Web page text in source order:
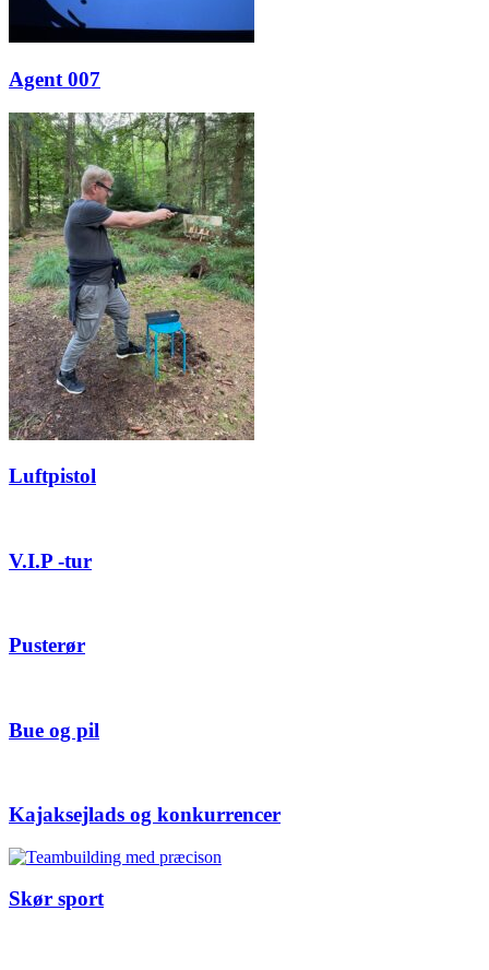
Agent 007
Luftpistol
V.I.P -tur
Pusterør
Bue og pil
Kajaksejlads og konkurrencer
Skør sport